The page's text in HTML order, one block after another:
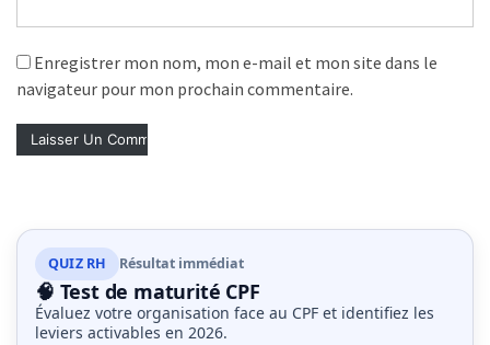
Enregistrer mon nom, mon e-mail et mon site dans le
navigateur pour mon prochain commentaire.
QUIZ RH Résultat immédiat
🧠 Test de maturité CPF
Évaluez votre organisation face au CPF et identifiez les
leviers activables en 2026.